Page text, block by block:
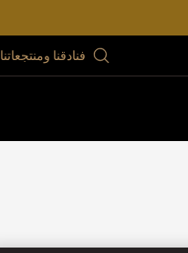
فنادقنا ومنتجعاتنا